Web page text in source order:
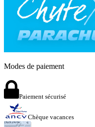
Modes de paiement
Paiement sécurisé
Chèque vacances